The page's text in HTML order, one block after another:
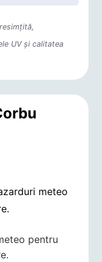
UV și calitatea
meteo
pentru